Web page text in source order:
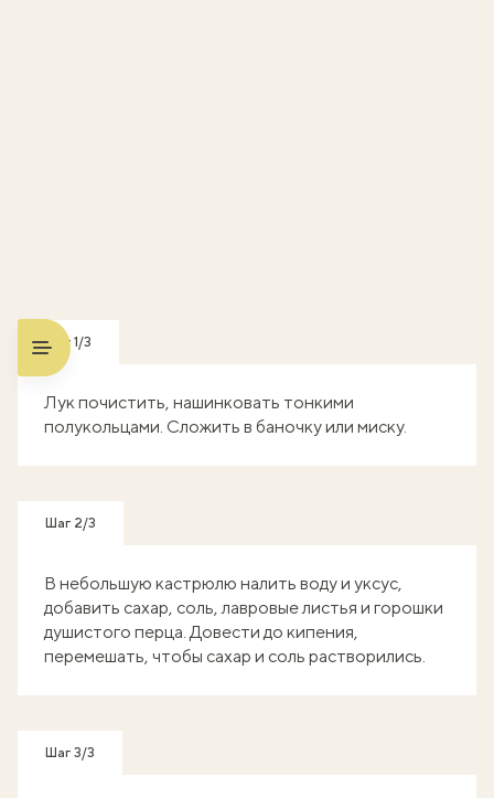
Шаг 1/3
Лук почистить, нашинковать тонкими
полукольцами. Сложить в баночку или миску.
Шаг 2/3
В небольшую кастрюлю налить воду и уксус,
добавить сахар, соль, лавровые листья и горошки
душистого перца. Довести до кипения,
перемешать, чтобы сахар и соль растворились.
Шаг 3/3